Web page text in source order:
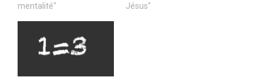
mentalité"
Jésus"